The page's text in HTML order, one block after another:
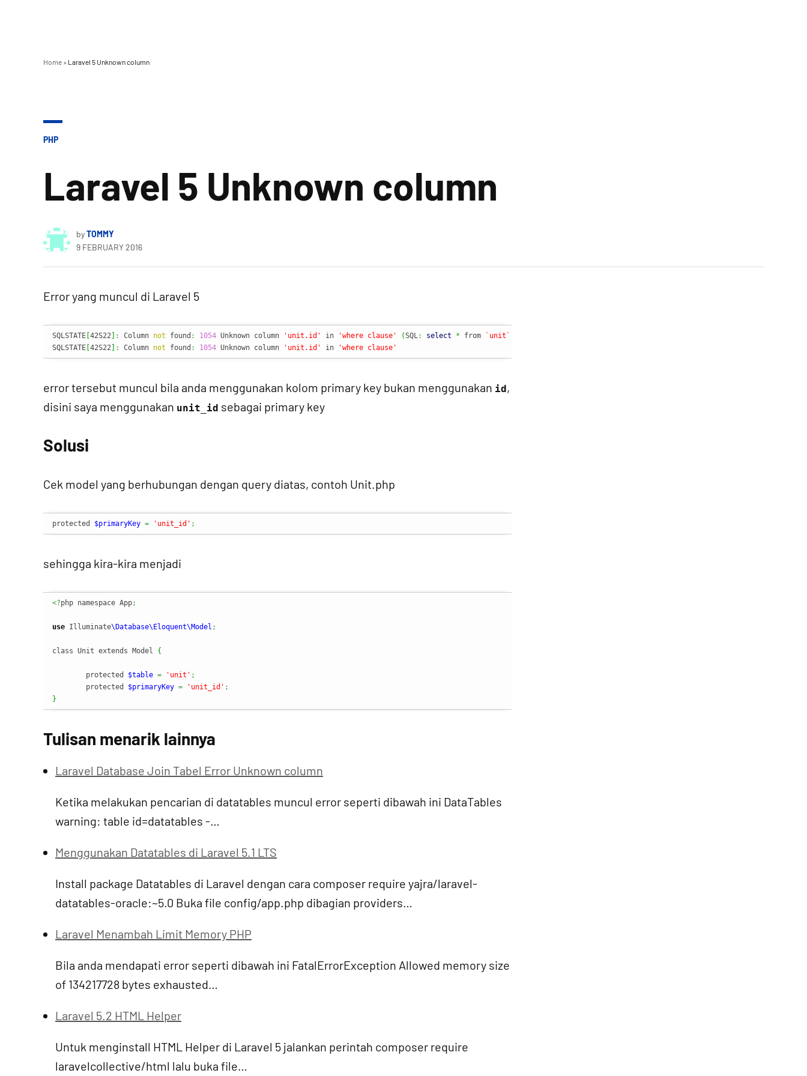
Home » Laravel 5 Unknown column
POSTED
PHP
Laravel 5 Unknown column
byTOMMY
9 FEBRUARY 2016
Error yang muncul di Laravel 5
SQLSTATE 42S22 : Column not found : 1054 Unknown column 'unit.id' in 'where clause' (SQL: select * from `unit`
SQLSTATE 42S22 : Column not found : 1054 Unknown column 'unit.id' in 'where clause'
error tersebut muncul bila anda menggunakan kolom primary key bukan menggunakan id,
disini saya menggunakan unit_id sebagai primary key
Solusi
Cek model yang berhubungan dengan query diatas, contoh Unit.php
protected $primaryKey = 'unit_id' ;
sehingga kira-kira menjadi
<?php namespace App;
use Illuminate\Database\Eloquent\Model ;
class Unit extends Model {
	protected
$table = 'unit' ;
	protected
$primaryKey = 'unit_id' ;
}
Tulisan menarik lainnya
Laravel Database Join Tabel Error Unknown column
Ketika melakukan pencarian di datatables muncul error seperti dibawah ini DataTables
warning: table id=datatables -…
Menggunakan Datatables di Laravel 5.1 LTS
Install package Datatables di Laravel dengan cara composer require yajra/laravel-
datatables-oracle:~5.0 Buka file config/app.php dibagian providers…
Laravel Menambah Limit Memory PHP
Bila anda mendapati error seperti dibawah ini FatalErrorException Allowed memory size
of 134217728 bytes exhausted…
Laravel 5.2 HTML Helper
Untuk menginstall HTML Helper di Laravel 5 jalankan perintah composer require
laravelcollective/html lalu buka file…